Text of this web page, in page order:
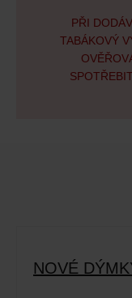
PŘI
TABÁKOVÝ
NOVÉ